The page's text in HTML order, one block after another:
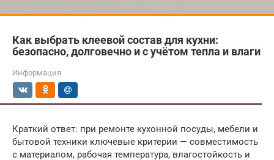
Как выбрать клеевой состав для кухни:
безопасно, долговечно и с учётом тепла и влаги
Информация
Краткий ответ: при ремонте кухонной посуды, мебели и
бытовой техники ключевые критерии — совместимость
с материалом, рабочая температура, влагостойкость и